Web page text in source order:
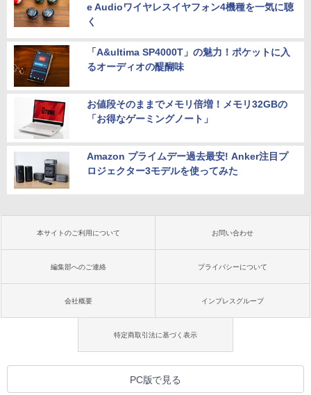
e Audioワイヤレスイヤフォン4機種を一気に聴
く
「A&ultima SP4000T」の魅力！ポケットに入
るオーディオの醍醐味
お値段そのままでメモリ倍増！メモリ32GBの
「お得なゲーミングノート」
Amazon プライムデー過去最安! Anker注目プ
ロジェクター3モデルを使ってみた
本サイトのご利用について お問い合わせ
編集部へのご連絡 プライバシーについて
会社概要 インプレスグループ
特定商取引法に基づく表示
PC版で見る